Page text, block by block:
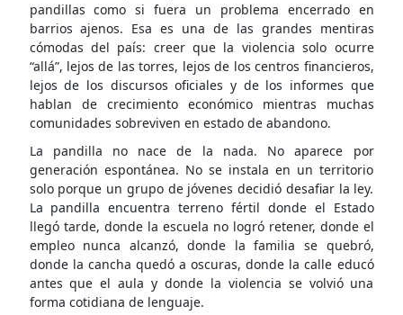
pandillas como si fuera un problema encerrado en
barrios ajenos. Esa es una de las grandes mentiras
cómodas del país: creer que la violencia solo ocurre
“allá”, lejos de las torres, lejos de los centros financieros,
lejos de los discursos oficiales y de los informes que
hablan de crecimiento económico mientras muchas
comunidades sobreviven en estado de abandono.
La pandilla no nace de la nada. No aparece por
generación espontánea. No se instala en un territorio
solo porque un grupo de jóvenes decidió desafiar la ley.
La pandilla encuentra terreno fértil donde el Estado
llegó tarde, donde la escuela no logró retener, donde el
empleo nunca alcanzó, donde la familia se quebró,
donde la cancha quedó a oscuras, donde la calle educó
antes que el aula y donde la violencia se volvió una
forma cotidiana de lenguaje.